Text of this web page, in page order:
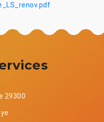
29300